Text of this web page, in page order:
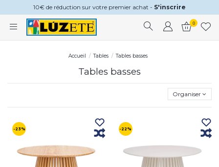
10€ de réduction sur votre premier achat - S'inscrire
0
Accueil Tables Tables basses
Tables basses
Organiser
-23% -22%